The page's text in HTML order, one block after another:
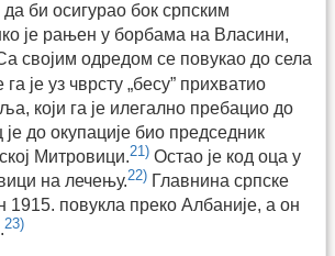
да би осигурао бок српским
је рањен у борбама на Власини,
својим одредом се повукао до села
је уз чврсту „бесу” прихватио
који га је илегално пребацио до
до окупације био председник
Митровици.21) Остао је код оца у
на лечењу.22) Главнина српске
1915. повукла преко Албаније, а он
23)